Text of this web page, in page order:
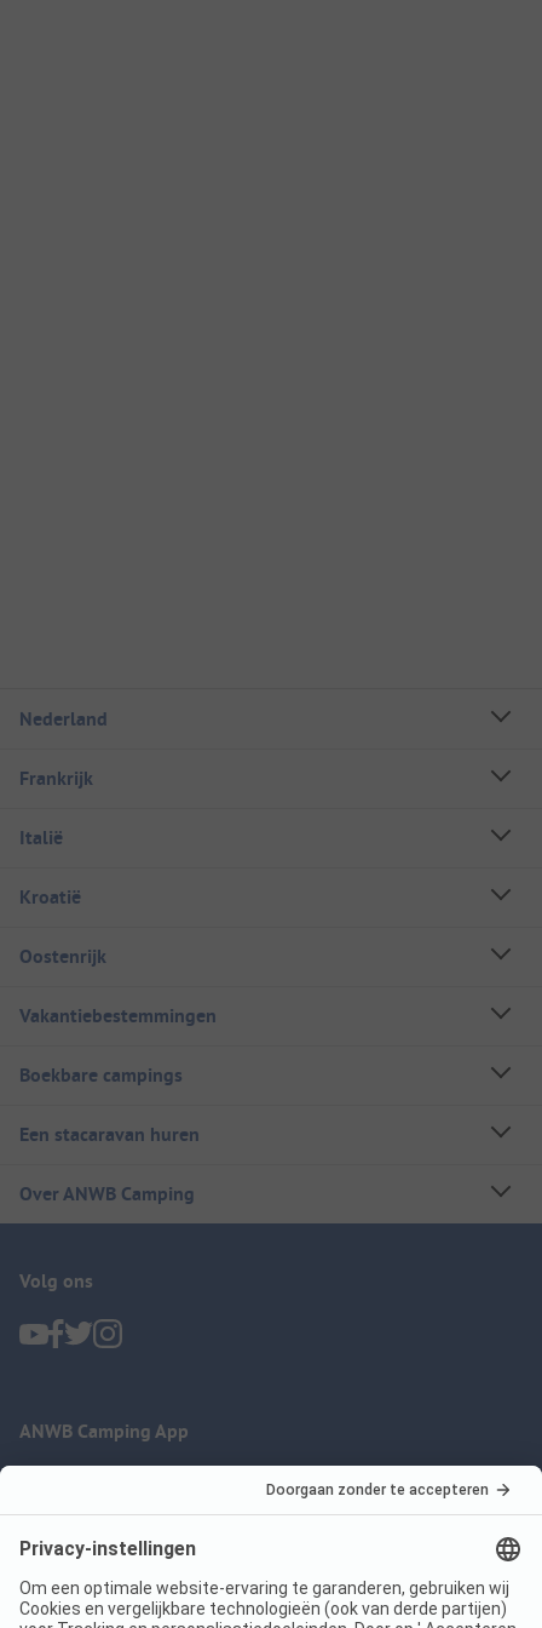
Nederland
Frankrijk
Italië
Kroatië
Oostenrijk
Vakantiebestemmingen
Boekbare campings
Een stacaravan huren
Over ANWB Camping
Volg ons
ANWB Camping App